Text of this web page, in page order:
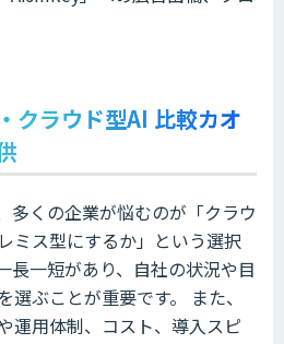
クラウド型AI 比較カオ
多くの企業が悩むのが「クラウ
ミス型にするか」という選択
長一短があり、自社の状況や目
ぶことが重要です。 また、
運用体制、コスト、導入スピ